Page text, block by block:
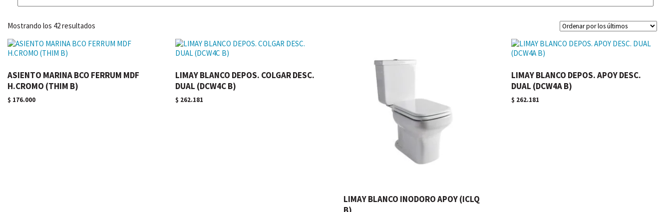
Mostrando los 42 resultadosOrdenado
los
ASIENTO MARINA BCO FERRUM MDF
H.CROMO (THIM B)
$ 176.000
LIMAY BLANCO DEPOS. COLGAR DESC.
DUAL (DCW4C B)
$ 262.181
LIMAY BLANCO INODORO APOY (ICLQ
LIMAY BLANCO DEPOS. APOY DESC.
DUAL (DCW4A B)
$ 262.181